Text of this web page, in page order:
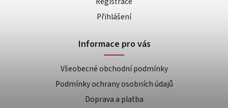
Přihlášení
Informace pro vás
Všeobecné obchodní podmínky
Podmínky ochrany osobních údajů
Doprava a platba